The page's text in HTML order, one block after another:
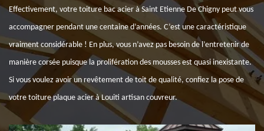
Effectivement, votre toiture bac acier à Saint Etienne De Chigny peut vous
accompagner pendant une centaine d’années. C’est une caractéristique
vraiment considérable ! En plus, vous n’avez pas besoin de l’entretenir de
manière corsée puisque la prolifération des mousses est quasi inexistante.
Si vous voulez avoir un revêtement de toit de qualité, confiez la pose de
votre toiture plaque acier à Louiti artisan couvreur.